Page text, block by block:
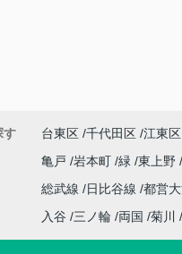
す 台東区 千代田区 江東区
亀戸 岩本町 緑 東上野
総武線 日比谷線 都営
入谷 三ノ輪 両国 菊川